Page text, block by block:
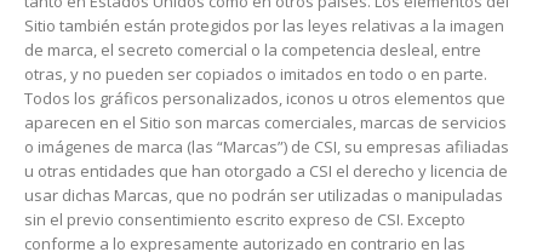
Sitio también están protegidos por las leyes relativas a la imagen
de marca, el secreto comercial o la competencia desleal, entre
otras, y no pueden ser copiados o imitados en todo o en parte.
Todos los gráficos personalizados, iconos u otros elementos que
aparecen en el Sitio son marcas comerciales, marcas de servicios
o imágenes de marca (las “Marcas”) de CSI, su empresas afiliadas
u otras entidades que han otorgado a CSI el derecho y licencia de
usar dichas Marcas, que no podrán ser utilizadas o manipuladas
sin el previo consentimiento escrito expreso de CSI. Excepto
conforme a lo expresamente autorizado en contrario en las